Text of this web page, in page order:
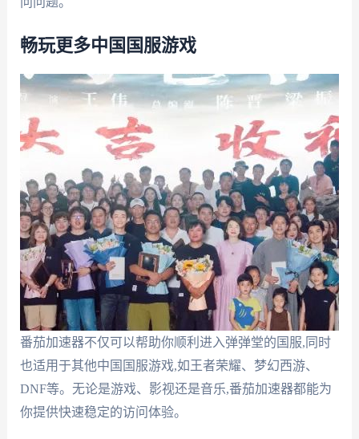
畅玩更多中国国服游戏
番茄加速器不仅可以帮助你顺利进入弹弹堂的国服,同时
也适用于其他中国国服游戏,如王者荣耀、梦幻西游、
DNF等。无论是游戏、影视还是音乐,番茄加速器都能为
你提供快速稳定的访问体验。